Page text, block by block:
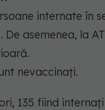
internate în
asemenea, la
nevaccinați.
135 fiind